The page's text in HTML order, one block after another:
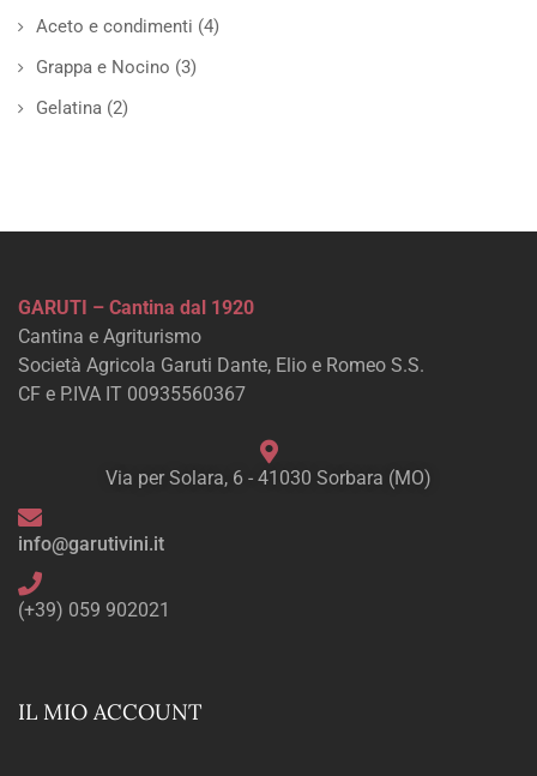
Aceto e condimenti (4)
Grappa e Nocino (3)
Gelatina (2)
GARUTI – Cantina dal 1920
Cantina e Agriturismo
Società Agricola Garuti Dante, Elio e Romeo S.S.
CF e P.IVA IT 00935560367
Via per Solara, 6 - 41030 Sorbara (MO)
info@garutivini.it
(+39) 059 902021
IL MIO ACCOUNT